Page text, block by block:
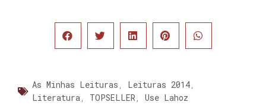
As Minhas Leituras , Leituras 2014,
Literatura, TOPSELLER , Use Lahoz